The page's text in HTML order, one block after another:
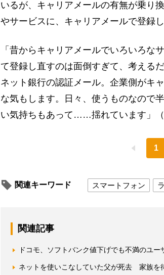
いるが、キャリアメールの有無が乗り
やサービスに、キャリアメールで登録し
「昔からキャリアメールでいろいろな
て登録し直すのは面倒すぎて、考える
ネット銀行の認証メール。企業側がキ
な気もします。日々、使うものなので
い気持ちもあって……揺れています」（
1
関連キーワード スマートフォン
関連記事
ドコモ、ソフトバンク値下げでも不満のユー
ネットを使いこなしていた父が死去 家族を